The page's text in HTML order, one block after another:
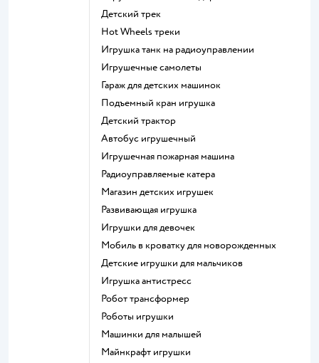
Детский трек
Hot Wheels треки
Игрушка танк на радиоуправлении
Игрушечные самолеты
Гараж для детских машинок
Подъемный кран игрушка
Детский трактор
Автобус игрушечный
Игрушечная пожарная машина
Радиоуправляемые катера
Магазин детских игрушек
Развивающая игрушка
Игрушки для девочек
Мобиль в кроватку для новорожденных
Детские игрушки для мальчиков
Игрушка антистресс
Робот трансформер
Роботы игрушки
Машинки для малышей
Майнкрафт игрушки